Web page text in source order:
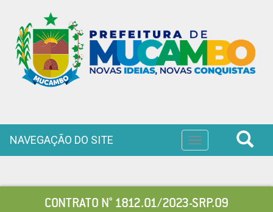
Toggle
navigation
NAVEGAÇÃO DO SITE
CONTRATO N° 1812.01/2023-SRP.09